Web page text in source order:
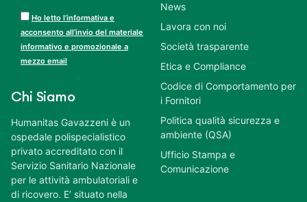
Ho letto l’informativa e
acconsento all’invio del materiale
informativo e promozionale a
mezzo email
Chi Siamo
Humanitas Gavazzeni è un
ospedale polispecialistico
privato accreditato con il
Servizio Sanitario Nazionale
per le attività ambulatoriali e
di ricovero. E’ situato nella
News
Lavora con noi
Società trasparente
Etica e Compliance
Codice di Comportamento per
i Fornitori
Politica qualità sicurezza e
ambiente (QSA)
Ufficio Stampa e
Comunicazione